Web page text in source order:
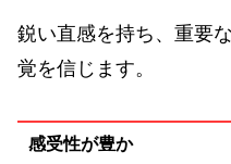
鋭い直感を持ち、重要
覚を信じます。
感受性が豊か